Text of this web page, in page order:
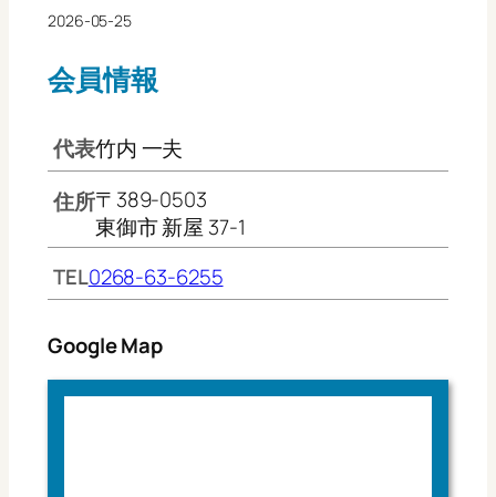
2026-05-25
会員情報
代表竹内 一夫
住所〒389-0503
東御市 新屋 37-1
TEL0268-63-6255
Google Map